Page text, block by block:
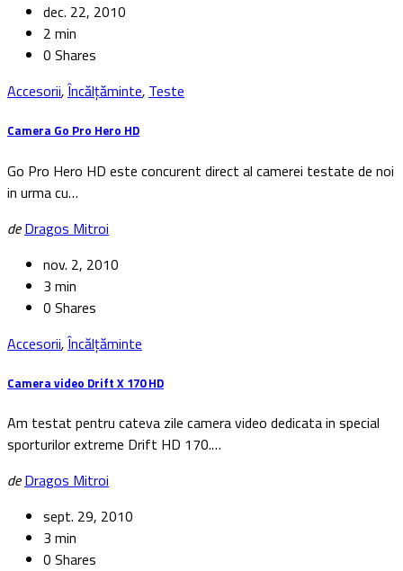
dec. 22, 2010
2 min
0 Shares
Accesorii,Încălțăminte, Teste
Camera Go Pro Hero HD
Go Pro Hero HD este concurent direct al camerei testate de noi
in urma cu…
de Dragos Mitroi
nov. 2, 2010
3 min
0 Shares
Accesorii,Încălțăminte
Camera video Drift X 170 HD
Am testat pentru cateva zile camera video dedicata in special
sporturilor extreme Drift HD 170.…
de Dragos Mitroi
sept. 29, 2010
3 min
0 Shares